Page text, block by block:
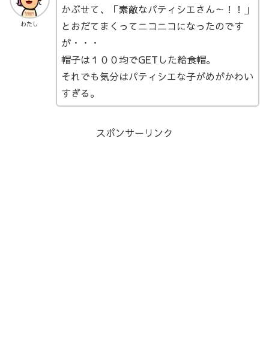
わたし
かぶせて、「素敵なパティシエさん～！！」
とおだてまくってニコニコになったのです
が・・・
帽子は１００均でGETした給食帽。
それでも気分はパティシエな子がめがかわい
すぎる。
スポンサーリンク